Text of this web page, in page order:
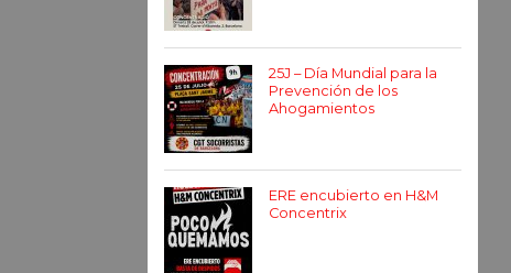
25J – Día Mundial para la
Prevención de los
Ahogamientos
ERE encubierto en H&M
Concentrix